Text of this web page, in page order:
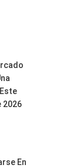
2026
En